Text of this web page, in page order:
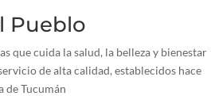
Pueblo
que cuida la salud, la belleza y bienestar
de alta calidad, establecidos hace
de Tucumán